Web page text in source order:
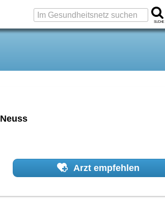
Suche
Neuss
Arzt empfehlen